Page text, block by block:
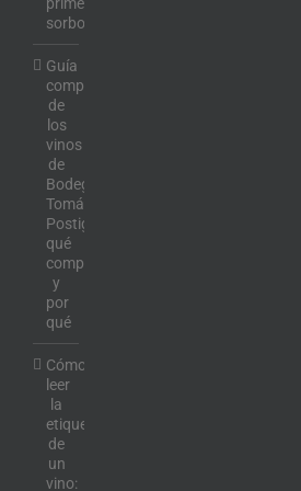
sorbo
Guía
completa
de
los
vinos
de
Bodega
Tomás
Postigo:
qué
comprar
y
por
qué
Cómo
leer
la
etiqueta
de
un
vino: